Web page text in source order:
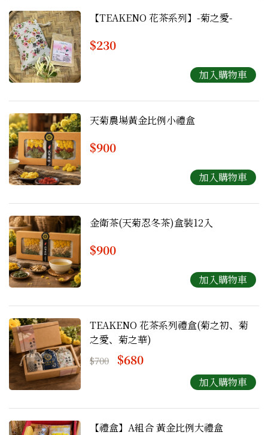
【TEAKENO 花茶系列】-菊之愛-
$230
天菊農場黃金比例小禮盒
$900
金衛茶(天菊忍冬茶)盒裝12入
$900
TEAKENO 花茶系列禮盒(菊之初、菊
之愛、菊之華)
$700 $680
【禮盒】A組合 黃金比例大禮盒